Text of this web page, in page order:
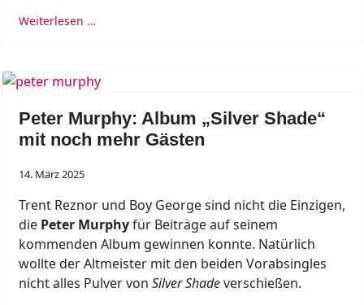
Weiterlesen …
Peter Murphy: Album „Silver Shade“
mit noch mehr Gästen
14. März 2025
Trent Reznor und Boy George sind nicht die Einzigen,
die Peter Murphyfür Beiträge auf seinem
kommenden Album gewinnen konnte. Natürlich
wollte der Altmeister mit den beiden Vorabsingles
nicht alles Pulver von Silver Shadeverschießen.